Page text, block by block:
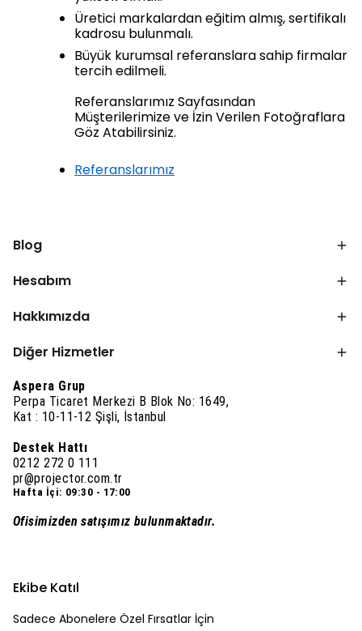
Üretici markalardan eğitim almış, sertifikalı
kadrosu bulunmalı.
Büyük kurumsal referanslara sahip firmalar
tercih edilmeli.
Referanslarımız Sayfasından
Müşterilerimize ve İzin Verilen Fotoğraflara
Göz Atabilirsiniz.
Referanslarımız
Blog
Hesabım
Hakkımızda
Diğer Hizmetler
Aspera Grup
Perpa Ticaret Merkezi B Blok No: 1649,
Kat : 10-11-12 Şişli, İstanbul
Destek Hattı
0212 272 0 111
pr@projector.com.tr
Hafta İçi: 09:30 - 17:00
Ofisimizden satışımız bulunmaktadır.
Ekibe Katıl
Sadece Abonelere Özel Fırsatlar İçin